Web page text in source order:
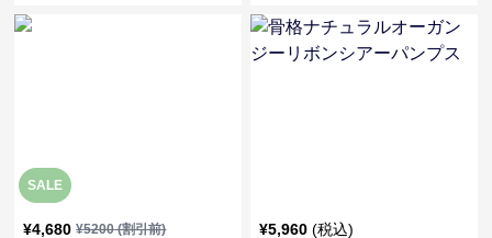
SALE
¥4,680 ¥5200(割引前) ¥5,960 (税込)